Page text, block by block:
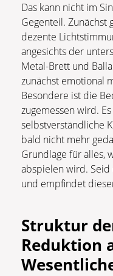
Das kann nicht im
Gegenteil. Zunächst
dezente
angesichts der
Metal-Brett und
zunächst emotional
Besondere ist die
zugemessen wird.
selbstverständliche
bald nicht mehr
Grundlage für alles,
abspielen wird.
und empfindet
Struktur
Reduktion